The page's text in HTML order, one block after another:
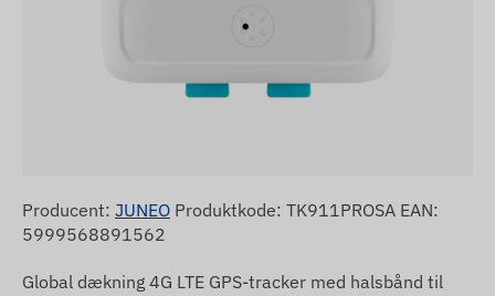
Producent: JUNEO Produktkode: TK911PROSA EAN:
5999568891562
Global dækning 4G LTE GPS-tracker med halsbånd til